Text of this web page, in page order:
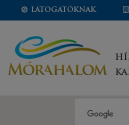
LÁTOGATÓKNAK